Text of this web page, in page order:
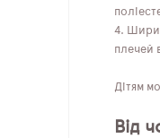
плечей
Дітям
Від